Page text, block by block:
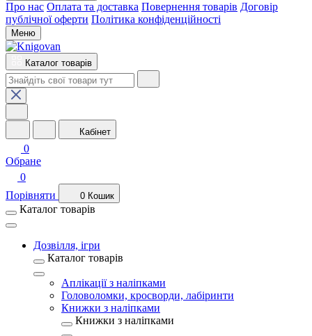
Про нас Оплата та доставка Повернення товарів Договір
публічної оферти Політика конфіденційності
Меню
Каталог товарів
Кабінет
0
Обране
0
Порівняти
0 Кошик
Каталог товарів
Дозвілля, ігри
Каталог товарів
Аплікації з наліпками
Головоломки, кросворди, лабіринти
Книжки з наліпками
Книжки з наліпками